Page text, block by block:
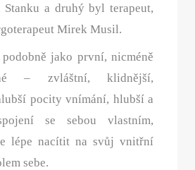
Stanku a druhý byl terapeut,
Mirek Musil.
jako první, nicméně
– zvláštní, klidnější,
pocity vnímání, hlubší a
se sebou vlastním,
lépe nacítit na svůj vnitřní
sebe.